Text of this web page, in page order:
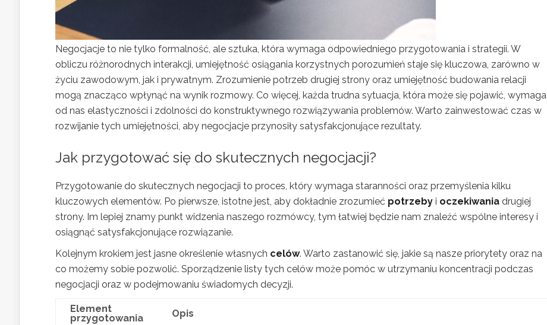
Negocjacje to nie tylko formalność, ale sztuka, która wymaga odpowiedniego przygotowania i strategii. W
obliczu różnorodnych interakcji, umiejętność osiągania korzystnych porozumień staje się kluczowa, zarówno w
życiu zawodowym, jak i prywatnym. Zrozumienie potrzeb drugiej strony oraz umiejętność budowania relacji
mogą znacząco wpłynąć na wynik rozmowy. Co więcej, każda trudna sytuacja, która może się pojawić, wymaga
od nas elastyczności i zdolności do konstruktywnego rozwiązywania problemów. Warto zainwestować czas w
rozwijanie tych umiejętności, aby negocjacje przynosiły satysfakcjonujące rezultaty.
Jak przygotować się do skutecznych negocjacji?
Przygotowanie do skutecznych negocjacji to proces, który wymaga staranności oraz przemyślenia kilku
kluczowych elementów. Po pierwsze, istotne jest, aby dokładnie zrozumieć potrzeby i oczekiwania drugiej
strony. Im lepiej znamy punkt widzenia naszego rozmówcy, tym łatwiej będzie nam znaleźć wspólne interesy i
osiągnąć satysfakcjonujące rozwiązanie.
Kolejnym krokiem jest jasne określenie własnych celów. Warto zastanowić się, jakie są nasze priorytety oraz na
co możemy sobie pozwolić. Sporządzenie listy tych celów może pomóc w utrzymaniu koncentracji podczas
negocjacji oraz w podejmowaniu świadomych decyzji.
Element
przygotowania
Opis